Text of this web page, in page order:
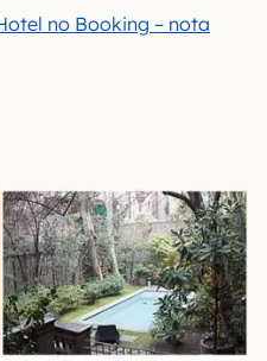
no Booking – nota